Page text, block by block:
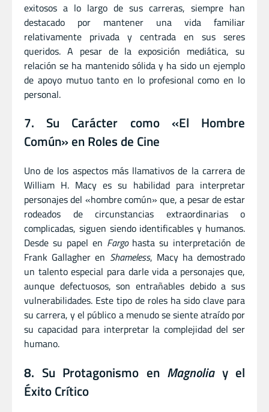
exitosos a lo largo de sus carreras, siempre han
destacado por mantener una vida familiar
relativamente privada y centrada en sus seres
queridos. A pesar de la exposición mediática, su
relación se ha mantenido sólida y ha sido un ejemplo
de apoyo mutuo tanto en lo profesional como en lo
personal.
7. Su Carácter como «El Hombre
Común» en Roles de Cine
Uno de los aspectos más llamativos de la carrera de
William H. Macy es su habilidad para interpretar
personajes del «hombre común» que, a pesar de estar
rodeados de circunstancias extraordinarias o
complicadas, siguen siendo identificables y humanos.
Desde su papel en Fargohasta su interpretación de
Frank Gallagher en Shameless, Macy ha demostrado
un talento especial para darle vida a personajes que,
aunque defectuosos, son entrañables debido a sus
vulnerabilidades. Este tipo de roles ha sido clave para
su carrera, y el público a menudo se siente atraído por
su capacidad para interpretar la complejidad del ser
humano.
8. Su Protagonismo en Magnoliay el
Éxito Crítico